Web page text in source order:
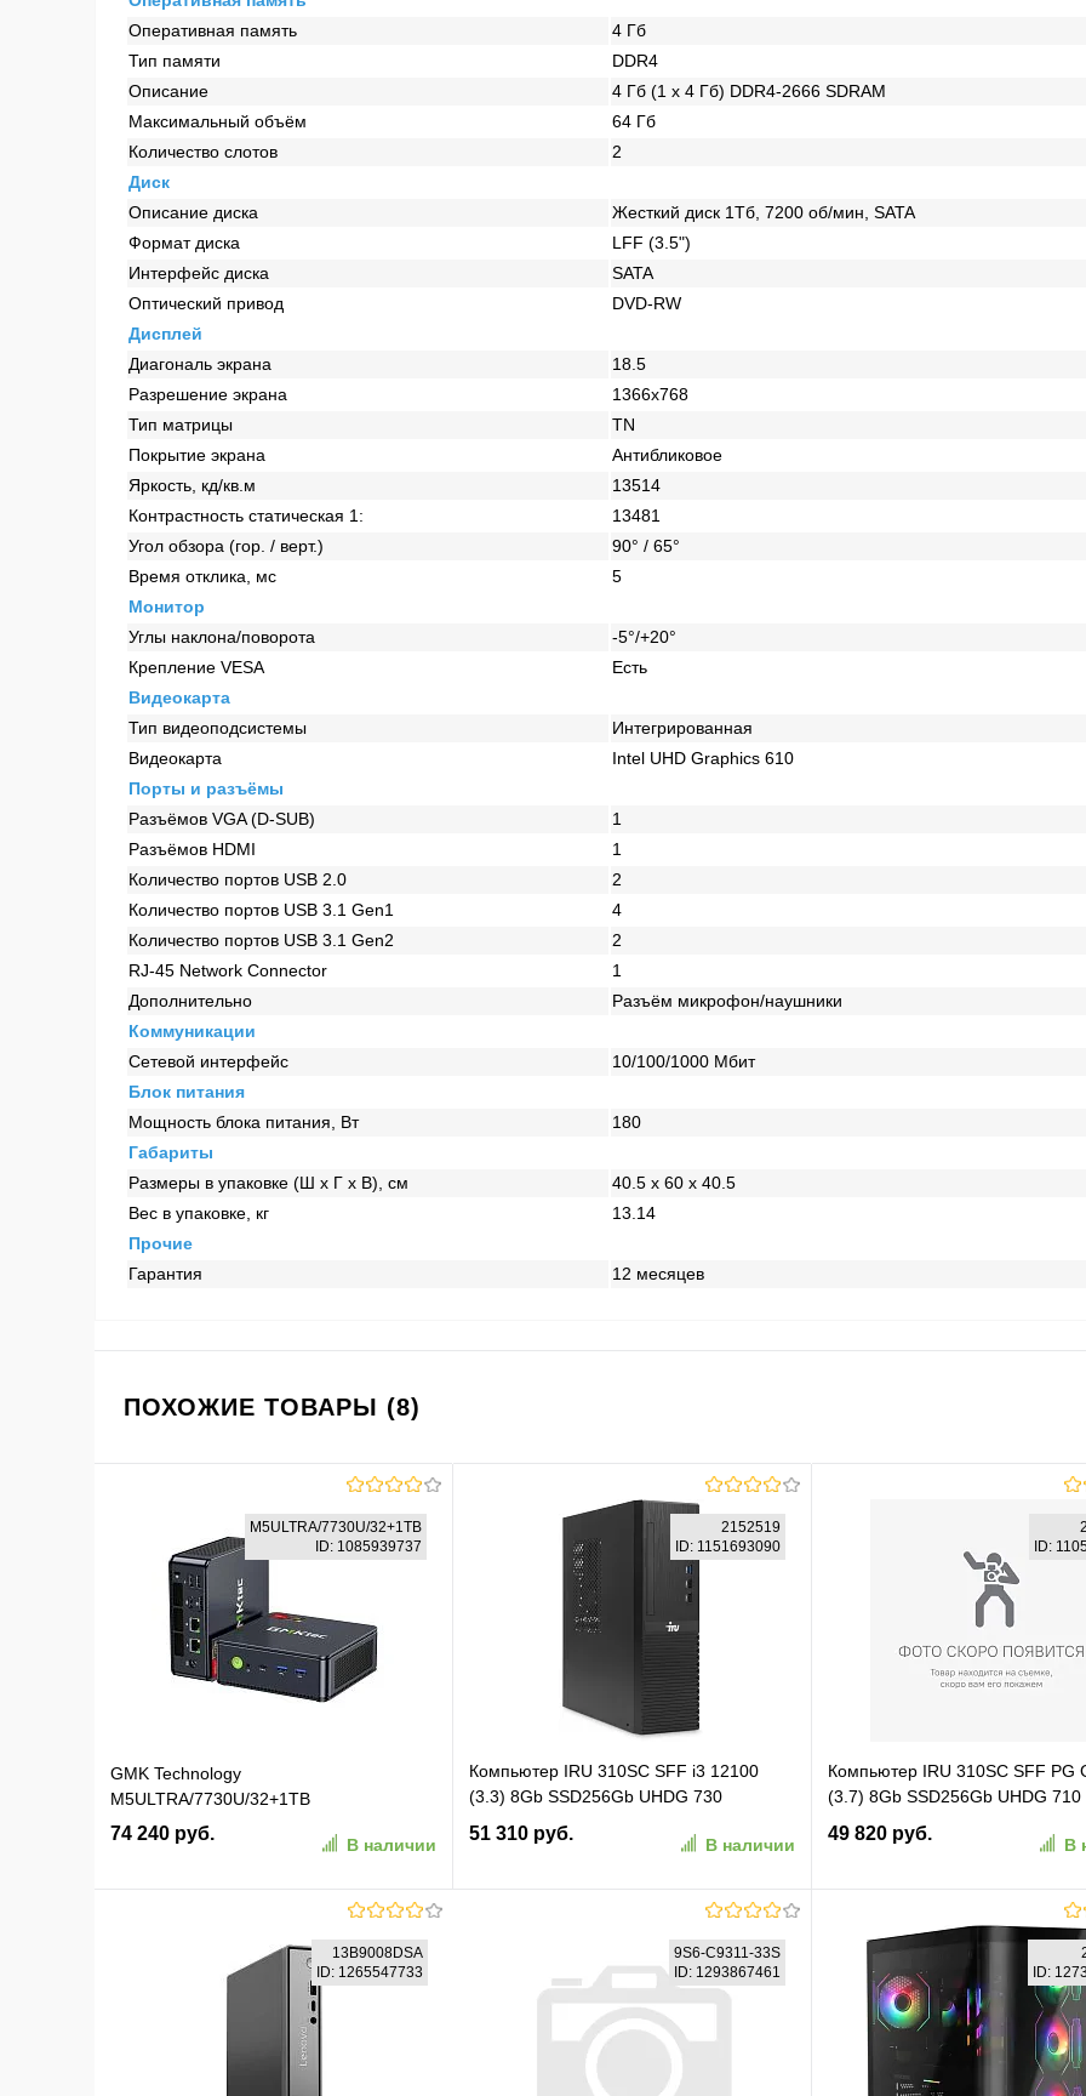
Оперативная память
4 Гб
Тип памяти
DDR4
Описание
4 Гб (1 x 4 Гб) DDR4-2666 SDRAM
Максимальный объём
64 Гб
Количество слотов
2
Диск
Описание диска
Жесткий диск 1Тб, 7200 об/мин, SATA
Формат диска
LFF (3.5")
Интерфейс диска
SATA
Оптический привод
DVD-RW
Дисплей
Диагональ экрана
18.5
Разрешение экрана
1366x768
Тип матрицы
TN
Покрытие экрана
Антибликовое
Яркость, кд/кв.м
13514
Контрастность статическая 1:
13481
Угол обзора (гор. / верт.)
90° / 65°
Время отклика, мс
5
Монитор
Углы наклона/поворота
-5°/+20°
Крепление VESA
Есть
Видеокарта
Тип видеоподсистемы
Интегрированная
Видеокарта
Intel UHD Graphics 610
Порты и разъёмы
Разъёмов VGA (D-SUB)
1
Разъёмов HDMI
1
Количество портов USB 2.0
2
Количество портов USB 3.1 Gen1
4
Количество портов USB 3.1 Gen2
2
RJ-45 Network Connector
1
Дополнительно
Разъём микрофон/наушники
Коммуникации
Сетевой интерфейс
10/100/1000 Mбит
Блок питания
Мощность блока питания, Вт
180
Габариты
Размеры в упаковке (Ш x Г x В), см
40.5 x 60 x 40.5
Вес в упаковке, кг
13.14
Прочие
Гарантия
12 месяцев
ПОХОЖИЕ ТОВАРЫ (8)
M5ULTRA/7730U/32+1TB
ID: 1085939737
GMK Technology
M5ULTRA/7730U/32+1TB
74 240 руб.
В наличии
В корзину
К сравнению
2152519
ID: 1151693090
Компьютер IRU 310SC SFF i3 12100
(3.3) 8Gb SSD256Gb UHDG 730
Windows 11 Pro GbitEth 200W черный
(2152519)
51 310 руб.
В наличии
В корзину
В избранное К сравнению
ID:
Компьютер IRU 310SC SFF PG
(3.7) 8Gb SSD256Gb UHDG 710
Windows 11 Pro GbitEth 200W
(2152527)
49 820 руб.
В
В корзину
В избранное К
13B9008DSA
ID: 1265547733
9S6-C9311-33S
ID: 1293867461
ID: